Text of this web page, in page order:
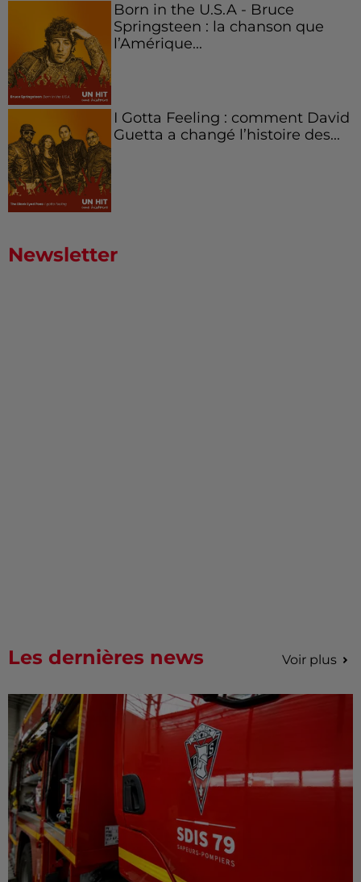
Born in the U.S.A - Bruce
Springsteen : la chanson que
l’Amérique...
I Gotta Feeling : comment David
Guetta a changé l’histoire des...
Newsletter
Les dernières news Voir plus